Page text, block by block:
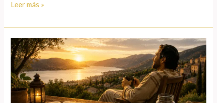
Leer más »
Contentamiento
bíblico:
el
secreto
de